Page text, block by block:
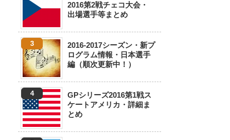
2016第2戦チェコ大会・
出場選手等まとめ
2016-2017シーズン・新プ
ログラム情報・日本選手
編（順次更新中！）
GPシリーズ2016第1戦ス
ケートアメリカ・詳細ま
とめ